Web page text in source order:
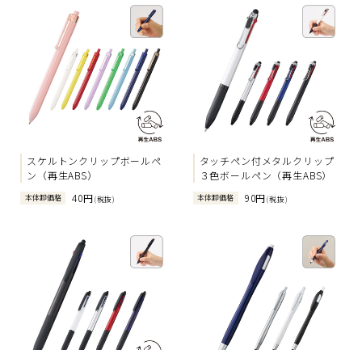
スケルトンクリップボールペ
ン（再生ABS）
本体卸価格 40円(税抜)
タッチペン付メタルクリップ
３色ボールペン（再生ABS）
本体卸価格 90円(税抜)